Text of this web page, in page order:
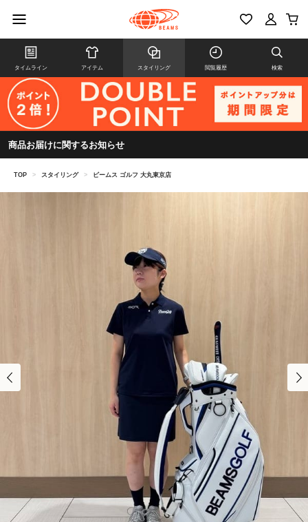
タイムライン アイテム スタイリング 閲覧履歴 検索
商品お届けに関するお知らせ
TOP > スタイリング > ビームス ゴルフ 大丸東京店